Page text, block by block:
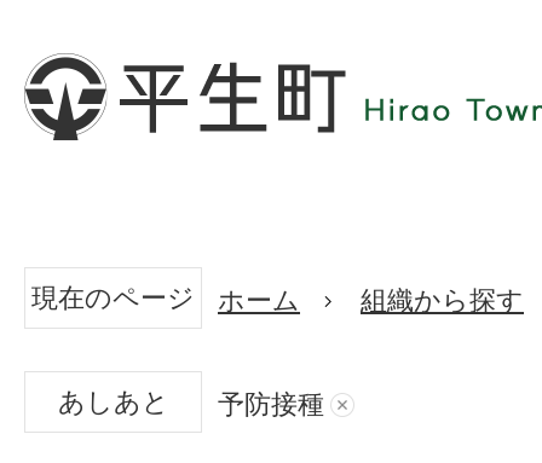
現在のページ ホーム 組織から探す
あしあと 予防接種